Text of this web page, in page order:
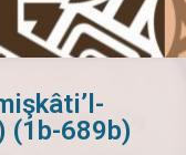
(1b-689b)